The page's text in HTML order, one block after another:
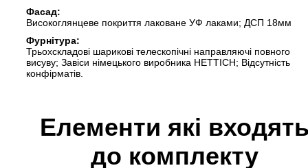
Фасад:
Високоглянцеве покриття лаковане УФ лаками; ДСП 18мм
Фурнітура:
Трьохскладові шарикові телескопічні направляючі повного
висуву; Завіси німецького виробника HETTICH; Відсутність
конфірматів.
Елементи які
до комплекту